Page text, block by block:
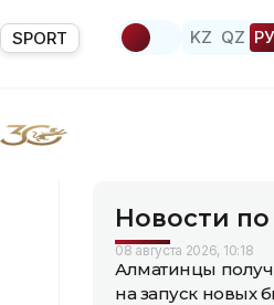
SPORT KZ QZ РУ
Новости
08 августа 2026, 10:18
Алматинцы
на запуск новых